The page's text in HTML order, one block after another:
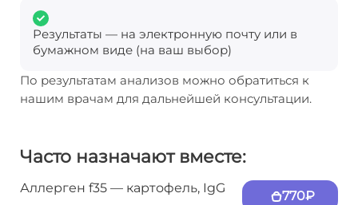
Результаты — на электронную почту или в
бумажном виде (на ваш выбор)
По результатам анализов можно обратиться к
нашим врачам для дальнейшей консультации.
Часто назначают вместе:
Аллерген f35 — картофель, IgG
770₽